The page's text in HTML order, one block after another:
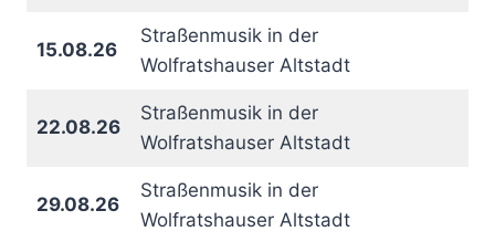
15.08.26
Straßenmusik in der
Wolfratshauser Altstadt
22.08.26
Straßenmusik in der
Wolfratshauser Altstadt
29.08.26
Straßenmusik in der
Wolfratshauser Altstadt